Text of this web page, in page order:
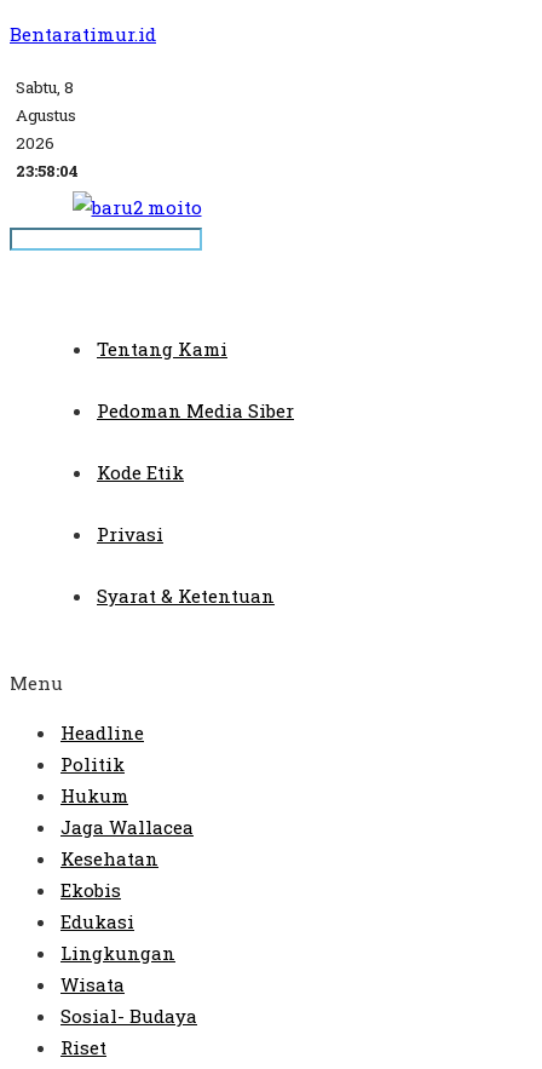
Bentaratimur.id
Sabtu, 8
Agustus
2026
23:58:04
Tentang Kami
Pedoman Media Siber
Kode Etik
Privasi
Syarat & Ketentuan
Menu
Headline
Politik
Hukum
Jaga Wallacea
Kesehatan
Ekobis
Edukasi
Lingkungan
Wisata
Sosial- Budaya
Riset